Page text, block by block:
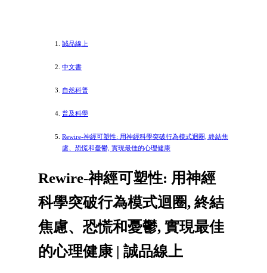
誠品線上
中文書
自然科普
普及科學
Rewire-神經可塑性: 用神經科學突破行為模式迴圈, 終結焦
慮、恐慌和憂鬱, 實現最佳的心理健康
Rewire-神經可塑性: 用神經
科學突破行為模式迴圈, 終結
焦慮、恐慌和憂鬱, 實現最佳
的心理健康 | 誠品線上